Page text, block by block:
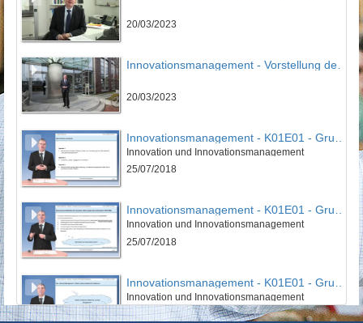
20/03/2023
Innovationsmanagement - Vorstellung des IPMI
20/03/2023
Innovation und Innovationsmanagement
25/07/2018
Innovationsmanagement - K01E01 - Grundlagen des Innovationsmanagement - Teil 02
Innovation und Innovationsmanagement
25/07/2018
Innovation und Innovationsmanagement
25/07/2018